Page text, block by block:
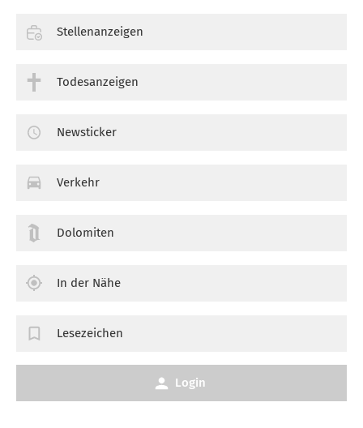
Stellenanzeigen
Todesanzeigen
Newsticker
Verkehr
Dolomiten
In der Nähe
Lesezeichen
Login